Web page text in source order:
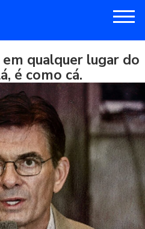
qualquer lugar do
é como cá.